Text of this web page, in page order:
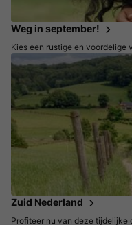
Weg in september!
Kies een rustige en voordelige
Zuid Nederland
Profiteer nu van deze tijdelijke